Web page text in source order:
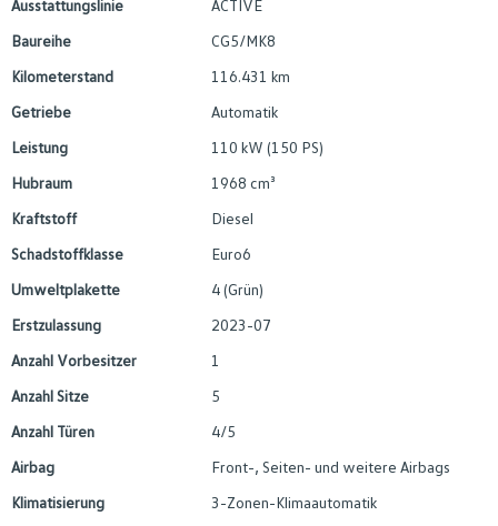
Ausstattungslinie
ACTIVE
Baureihe
CG5/MK8
Kilometerstand
116.431 km
Getriebe
Automatik
Leistung
110 kW (150 PS)
Hubraum
1968 cm³
Kraftstoff
Diesel
Schadstoffklasse
Euro6
Umweltplakette
4 (Grün)
Erstzulassung
2023-07
Anzahl Vorbesitzer
1
Anzahl Sitze
5
Anzahl Türen
4/5
Airbag
Front-, Seiten- und weitere Airbags
Klimatisierung
3-Zonen-Klimaautomatik